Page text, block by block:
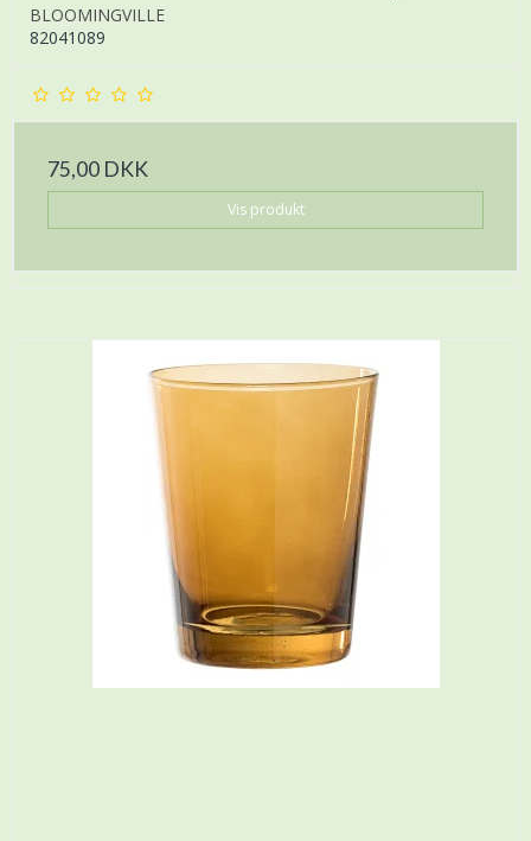
BLOOMINGVILLE
82041089
75,00 DKK
Vis produkt